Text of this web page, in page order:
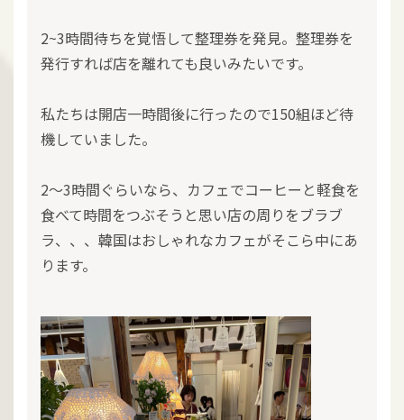
2~3時間待ちを覚悟して整理券を発見。整理券を
発行すれば店を離れても良いみたいです。
私たちは開店一時間後に行ったので150組ほど待
機していました。
2～3時間ぐらいなら、カフェでコーヒーと軽食を
食べて時間をつぶそうと思い店の周りをブラブ
ラ、、、韓国はおしゃれなカフェがそこら中にあ
ります。